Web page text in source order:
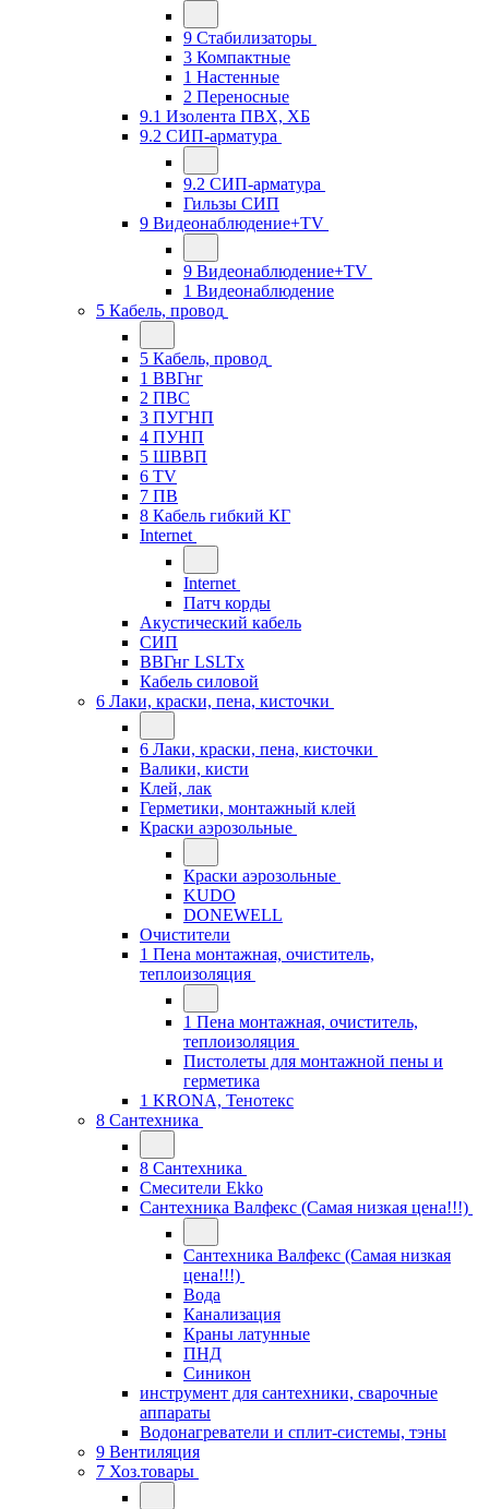
9 Стабилизаторы
3 Компактные
1 Настенные
2 Переносные
9.1 Изолента ПВХ, ХБ
9.2 СИП-арматура
9.2 СИП-арматура
Гильзы СИП
9 Видеонаблюдение+TV
9 Видеонаблюдение+TV
1 Видеонаблюдение
5 Кабель, провод
5 Кабель, провод
1 ВВГнг
2 ПВС
3 ПУГНП
4 ПУНП
5 ШВВП
6 TV
7 ПВ
8 Кабель гибкий КГ
Internet
Internet
Патч корды
Акустический кабель
СИП
ВВГнг LSLTx
Кабель силовой
6 Лаки, краски, пена, кисточки
6 Лаки, краски, пена, кисточки
Валики, кисти
Клей, лак
Герметики, монтажный клей
Краски аэрозольные
Краски аэрозольные
KUDO
DONEWELL
Очистители
1 Пена монтажная, очиститель,
теплоизоляция
1 Пена монтажная, очиститель,
теплоизоляция
Пистолеты для монтажной пены и
герметика
1 KRONA, Тенотекс
8 Сантехника
8 Сантехника
Смесители Ekko
Сантехника Валфекс (Самая низкая цена!!!)
Сантехника Валфекс (Самая низкая
цена!!!)
Вода
Канализация
Краны латунные
ПНД
Синикон
инструмент для сантехники, сварочные
аппараты
Водонагреватели и сплит-системы, тэны
9 Вентиляция
7 Хоз.товары